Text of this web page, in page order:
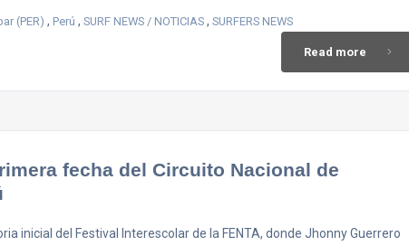
(PER) , Perú , SURF NEWS / NOTICIAS , SURFERS NEWS
Read more
fecha del Circuito Nacional de
inicial del Festival Interescolar de la FENTA, donde Jhonny Guerrero